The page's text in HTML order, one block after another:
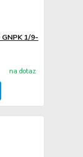
1/9-
na dotaz